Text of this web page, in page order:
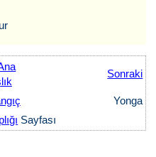
Sonraki
Yonga
Sayfası